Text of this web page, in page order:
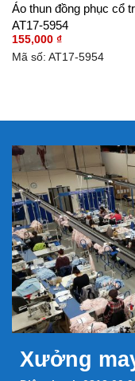
Áo thun đồng phục cổ
AT17-5954
155,000 ₫
Mã số: AT17-5954
Xưởng